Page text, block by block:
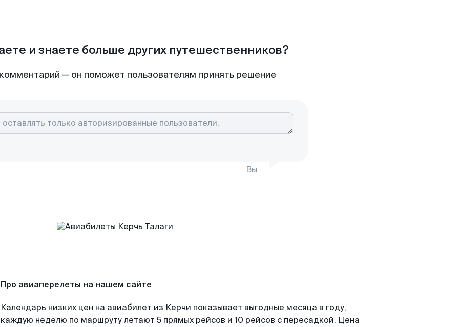
и знаете больше других путешественников?
— он поможет пользователям принять решение
Вы
Про авиаперелеты на нашем сайте
Календарь низких цен на авиабилет из Керчи показывает выгодные месяца в году,
каждую неделю по маршруту летают 5 прямых рейсов и 10 рейсов с пересадкой. Цена